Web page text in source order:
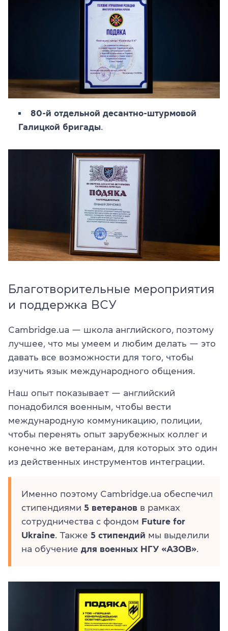
80-й отдельной десантно-штурмовой
Галицкой бригады.
Благотворительные мероприятия
и поддержка ВСУ
Cambridge.ua — школа английского, поэтому
лучшее, что мы умеем и любим делать — это
давать все возможности для того, чтобы
изучить язык международного общения.
Наш опыт показывает — английский
понадобился военным, чтобы вести
международную коммуникацию, полиции,
чтобы перенять опыт зарубежных коллег и
конечно же ветеранам, для которых это один
из действенных инструментов интеграции.
Именно поэтому Cambridge.ua обеспечил
стипендиями 5 ветеранов в рамках
сотрудничества с фондом Future for
Ukraine. Также 5 стипендий мы выделили
на обучение для военных НГУ «АЗОВ».